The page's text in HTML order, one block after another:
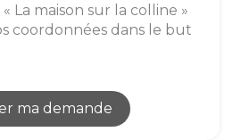
La maison sur la colline »
coordonnées dans le but